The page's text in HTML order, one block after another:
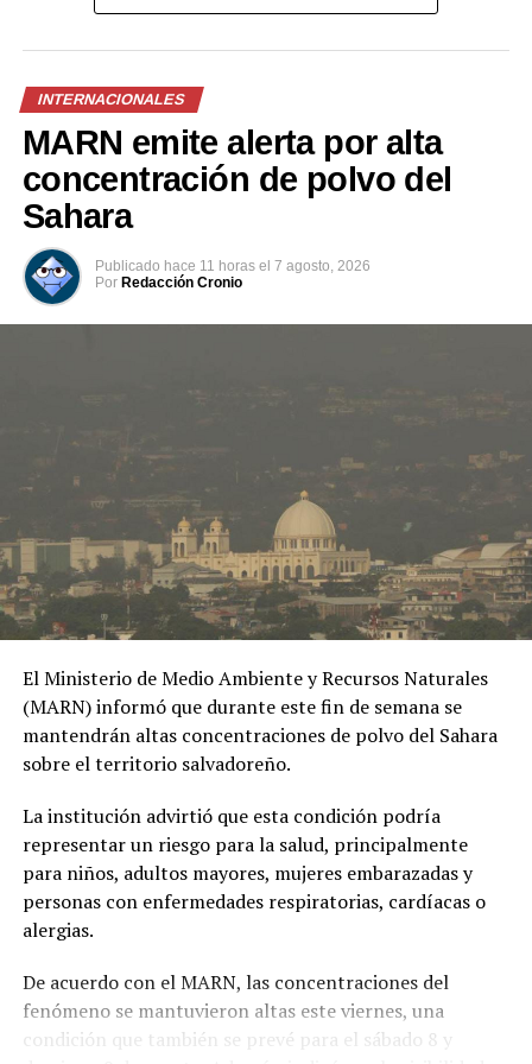
Previo al acto protocolario, el Vicemandatario
salvadoreño, dialogó con el Presidente Abelardo de la
Espriella, a quien envió un afectuoso saludo de parte del
Presidente Bukele y expresó sus mejores deseos al
asumir esta nueva responsabilidad al frente de la nación
colombiana.
INTERNACIONALES
MARN emite alerta por alta
concentración de polvo del
Sahara
Publicado hace 11 horas el 7 agosto, 2026
Por Redacción Cronio
El Ministerio de Medio Ambiente y Recursos Naturales
(MARN) informó que durante este fin de semana se
mantendrán altas concentraciones de polvo del Sahara
sobre el territorio salvadoreño.
La institución advirtió que esta condición podría
representar un riesgo para la salud, principalmente
para niños, adultos mayores, mujeres embarazadas y
personas con enfermedades respiratorias, cardíacas o
alergias.
De acuerdo con el MARN, las concentraciones del
fenómeno se mantuvieron altas este viernes, una
condición que también se prevé para el sábado 8 y